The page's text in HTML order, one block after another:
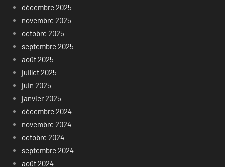
décembre 2025
novembre 2025
octobre 2025
septembre 2025
août 2025
juillet 2025
juin 2025
janvier 2025
décembre 2024
novembre 2024
octobre 2024
septembre 2024
août 2024